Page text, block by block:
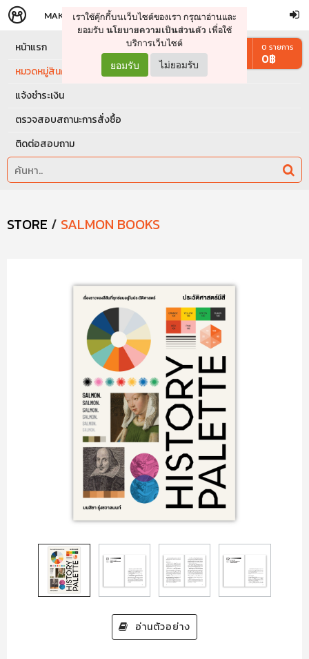
จัดการรถเข็น ดำเนินการต่อ
MAKERS STORE
เราใช้คุ๊กกี้บนเว็บไซต์ของเรา กรุณาอ่านและ
ยอมรับ นโยบายความเป็นส่วนตัว เพื่อใช้
บริการเว็บไซต์
ยอมรับ ไม่ยอมรับ
หน้าแรก
หมวดหมู่สินค้า
แจ้งชำระเงิน
ตรวจสอบสถานะการสั่งซื้อ
ติดต่อสอบถาม
0 รายการ
0฿
STORE / SALMON BOOKS
อ่านตัวอย่าง